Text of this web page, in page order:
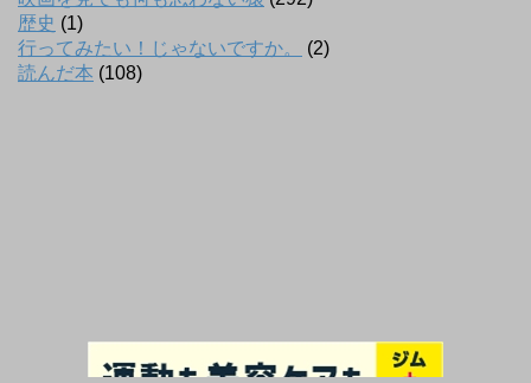
歴史 (1)
行ってみたい！じゃないですか。
(2)
読んだ本 (108)